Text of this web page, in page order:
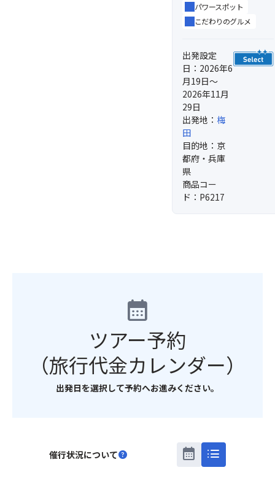
パワースポット
こだわりのグルメ
出発設定
日：2026年6
月19日～
2026年11月
29日
出発地： 梅
田
目的地：京
都府・兵庫
県
商品コー
ド：P6217
calendar_month
ツアー予約
（旅行代金カレンダー）
出発日を選択して予約へお進みください。
催行状況についてhelp calendar_month list